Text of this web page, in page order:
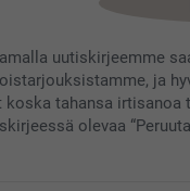
uutiskirjeemme
ja
koska tahansa irtisanoa
olevaa